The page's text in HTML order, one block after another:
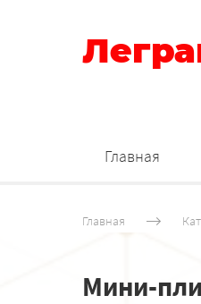
Главная
Главная
Мини-